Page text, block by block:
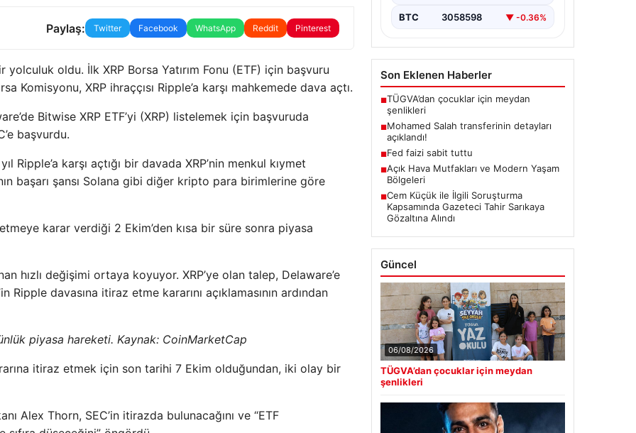
Paylaş: Twitter Facebook WhatsApp Reddit Pinterest
oldu. İlk XRP Borsa Yatırım Fonu (ETF) için başvuru
Komisyonu, XRP ihraççısı Ripple’a karşı mahkemede dava açtı.
Bitwise XRP ETF’yi (XRP) listelemek için başvuruda
başvurdu.
Ripple’a karşı açtığı bir davada XRP’nin menkul kıymet
başarı şansı Solana gibi diğer kripto para birimlerine göre
karar verdiği 2 Ekim’den kısa bir süre sonra piyasa
hızlı değişimi ortaya koyuyor. XRP’ye olan talep, Delaware’e
Ripple davasına itiraz etme kararını açıklamasının ardından
piyasa hareketi. Kaynak: CoinMarketCap
itiraz etmek için son tarihi 7 Ekim olduğundan, iki olay bir
Alex Thorn, SEC’in itirazda bulunacağını ve “ETF
BTC 3058598 ▼ -0.36%
Son Eklenen Haberler
■TÜGVA’dan çocuklar için meydan
şenlikleri
■Mohamed Salah transferinin detayları
açıklandı!
■Fed faizi sabit tuttu
■Açık Hava Mutfakları ve Modern Yaşam
Bölgeleri
■Cem Küçük ile İlgili Soruşturma
Kapsamında Gazeteci Tahir Sarıkaya
Gözaltına Alındı
Güncel
06/08/2026
TÜGVA’dan çocuklar için meydan
şenlikleri